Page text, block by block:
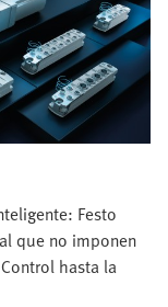
Festo
que no imponen
hasta la